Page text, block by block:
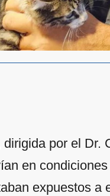
por el Dr.
en
expuestos a